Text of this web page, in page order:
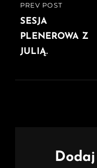
PREVIOUS
POST
PREV POST
SESJA
PLENEROWA Z
JULIĄ.